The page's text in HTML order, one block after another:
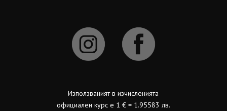
Използваният в изчисленията
официален курс е 1 € = 1.95583 лв.